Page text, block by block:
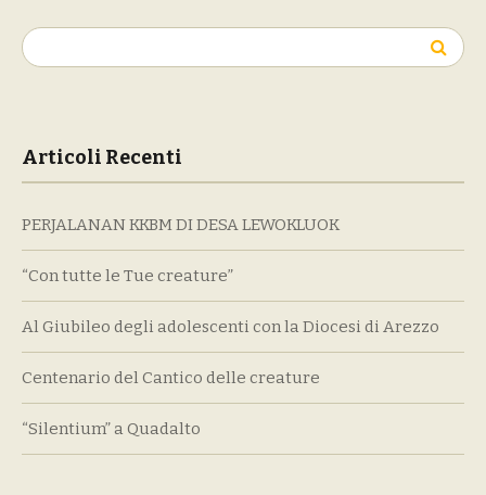
Ricerca
per:
Articoli Recenti
PERJALANAN KKBM DI DESA LEWOKLUOK
“Con tutte le Tue creature”
Al Giubileo degli adolescenti con la Diocesi di Arezzo
Centenario del Cantico delle creature
“Silentium” a Quadalto